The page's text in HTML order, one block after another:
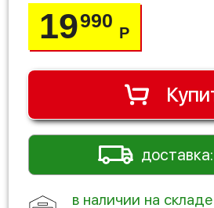
19990
Р
в наличии на